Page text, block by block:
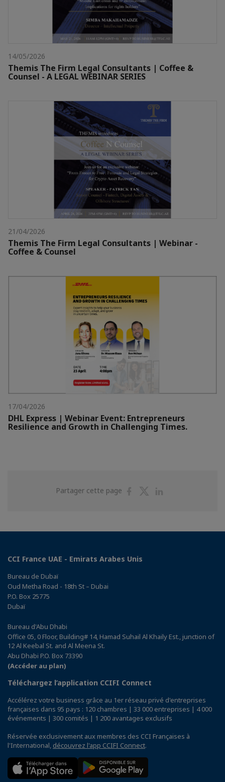
14/05/2026
Themis The Firm Legal Consultants | Coffee &
Counsel - A LEGAL WEBINAR SERIES
21/04/2026
Themis The Firm Legal Consultants | Webinar -
Coffee & Counsel
17/04/2026
DHL Express | Webinar Event: Entrepreneurs
Resilience and Growth in Challenging Times.
Partager cette page
PartagerPartager
CCI France UAE - Emirats Arabes Unis
Bureau de Dubaï
Oud Metha Road - 18th St – Dubai
P.O. Box 25775
Dubaï
Bureau d'Abu Dhabi
Office 05, 0 Floor, Building# 14, Hamad Suhail Al Khaily Est., junction of
12 Al Keebal St. and Al Meena St.
Abu Dhabi P.O. Box 73390
(Accéder au plan)
Téléchargez l’application CCIFI Connect
Accélérez votre business grâce au 1er réseau privé d'entreprises
françaises dans 95 pays : 120 chambres | 33 000 entreprises | 4 000
événements | 300 comités | 1 200 avantages exclusifs
Réservée exclusivement aux membres des CCI Françaises à
l'International, découvrez l'app CCIFI Connect.